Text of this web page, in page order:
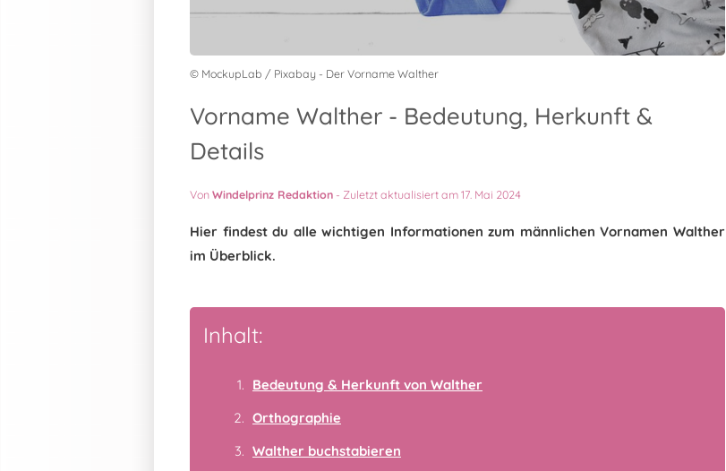
© MockupLab / Pixabay - Der Vorname Walther
Vorname Walther - Bedeutung, Herkunft &
Details
VonWindelprinz Redaktion - Zuletzt aktualisiert am 17. Mai 2024
Hier findest du alle wichtigen Informationen zum männlichen Vornamen Walther
im Überblick.
Inhalt:
Bedeutung & Herkunft von Walther
Orthographie
Walther buchstabieren